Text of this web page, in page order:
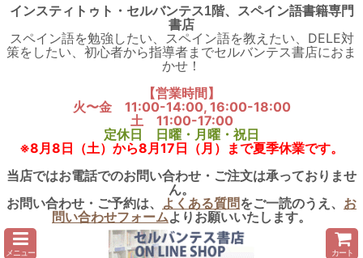
インスティトゥト・セルバンテス1階、スペイン語書籍専門
書店
スペイン語を勉強したい、スペイン語を教えたい、DELE対
策をしたい、初心者から指導者までセルバンテス書店におま
かせ！
【営業時間】
火〜金 11:00-14:00, 16:00-18:00
土 11:00-17:00
定休日 日曜・月曜・祝日
※8月8日（土）から8月17日（月）まで夏季休業です。
当店ではお電話でのお問い合わせ・ご注文は承っておりませ
ん。
お問い合わせ・ご予約は、 よくある質問をご一読のうえ、 お
問い合わせフォームよりお願いいたします。
メニュー カート